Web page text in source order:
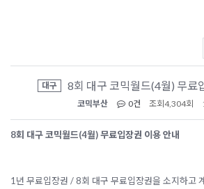
대구 8회 대구 코믹월드(4월) 무료
코믹부산 0건 조회 4,304회
8회 대구 코믹월드(4월) 무료입장권 이용 안내
1년 무료입장권 / 8회 대구 무료입장권을 소지하고